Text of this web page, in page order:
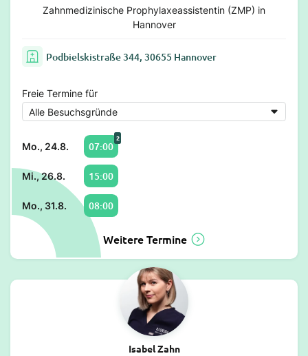
Zahnmedizinische Prophylaxeassistentin (ZMP) in
Hannover
Podbielskistraße 344, 30655 Hannover
Freie Termine für
Mo., 24.8. 07:00
2
Mi., 26.8. 15:00
Mo., 31.8. 08:00
Weitere Termine
Isabel Zahn